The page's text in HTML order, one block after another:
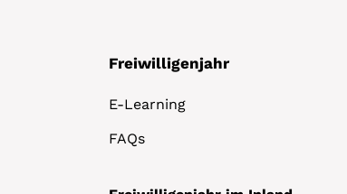
Freiwilligenjahr
E-Learning
FAQs